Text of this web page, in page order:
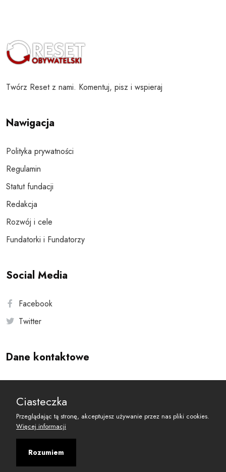
Twórz Reset z nami. Komentuj, pisz i wspieraj
Nawigacja
Polityka prywatności
Regulamin
Statut fundacji
Redakcja
Rozwój i cele
Fundatorki i Fundatorzy
Social Media
Facebook
Twitter
Dane kontaktowe
reset@resetobywatelski.pl
Ciasteczka
Przeglądając tą stronę, akceptujesz używanie przez nas pliki cookies.
Więcej informacji
Rozumiem